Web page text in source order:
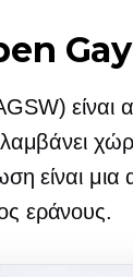
είναι α
είναι
εράνους.